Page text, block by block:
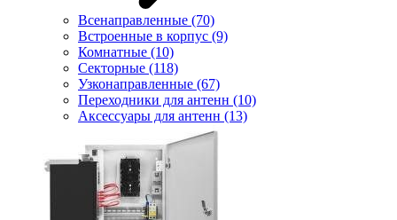
Всенаправленные (70)
Встроенные в корпус (9)
Комнатные (10)
Секторные (118)
Узконаправленные (67)
Переходники для антенн (10)
Аксессуары для антенн (13)